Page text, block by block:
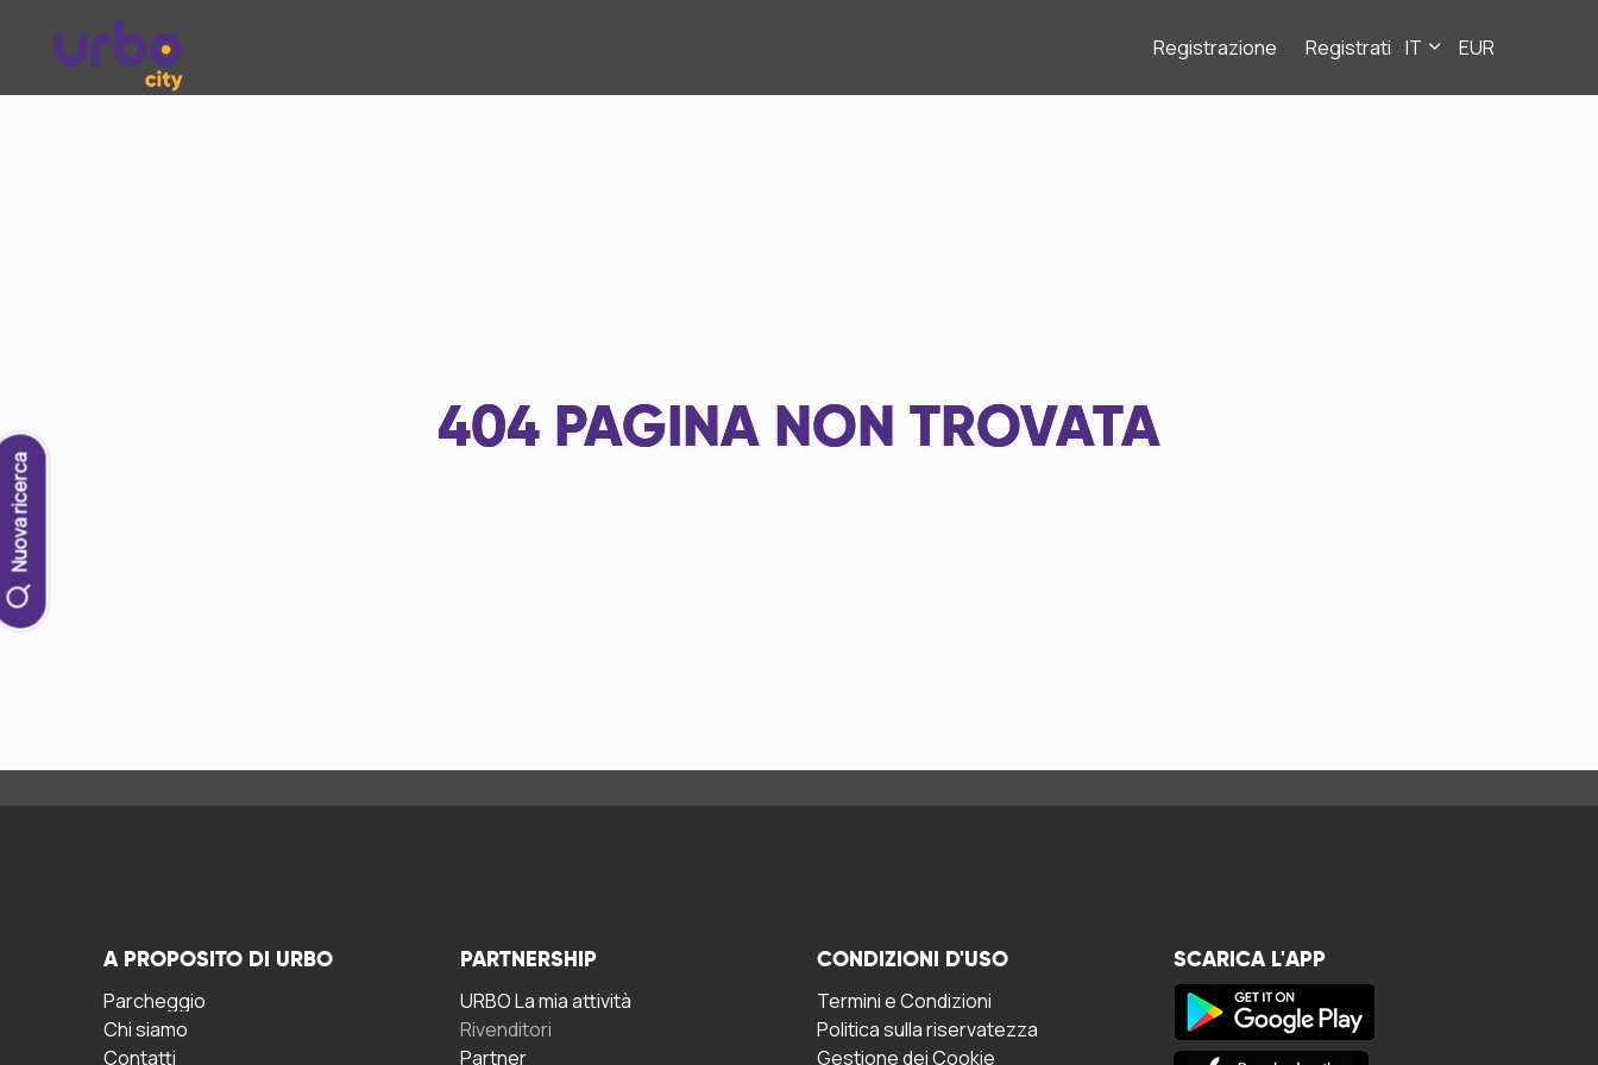
Registrazione Registrati IT EUR
Nuova ricerca
404 PAGINA NON TROVATA
A PROPOSITO DI URBO
Parcheggio
Chi siamo
Contatti
PARTNERSHIP
URBO La mia attività
Rivenditori
Partner
CONDIZIONI D'USO
Termini e Condizioni
Politica sulla riservatezza
Gestione dei Cookie
SCARICA L'APP